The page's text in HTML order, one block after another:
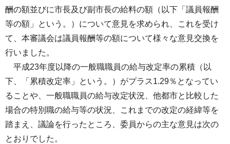
酬の額並びに市長及び副市長の給料の額（以下「議員報酬
等の額」という。）について意見を求められ、これを受け
て、本審議会は議員報酬等の額について様々な意見交換を
行いました。
平成23年度以降の一般職職員の給与改定率の累積（以
下、「累積改定率」という。）がプラス1.29％となってい
ることや、一般職職員の給与改定状況、他都市と比較した
場合の特別職の給与等の状況、これまでの改定の経緯等を
踏まえ、議論を行ったところ、委員からの主な意見は次の
とおりでした。